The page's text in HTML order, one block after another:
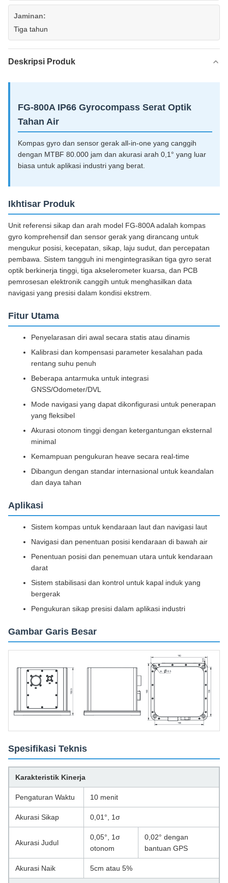
Jaminan:
Tiga tahun
Deskripsi Produk
FG-800A IP66 Gyrocompass Serat Optik
Tahan Air
Kompas gyro dan sensor gerak all-in-one yang canggih
dengan MTBF 80.000 jam dan akurasi arah 0,1° yang luar
biasa untuk aplikasi industri yang berat.
Ikhtisar Produk
Unit referensi sikap dan arah model FG-800A adalah kompas
gyro komprehensif dan sensor gerak yang dirancang untuk
mengukur posisi, kecepatan, sikap, laju sudut, dan percepatan
pembawa. Sistem tangguh ini mengintegrasikan tiga gyro serat
optik berkinerja tinggi, tiga akselerometer kuarsa, dan PCB
pemrosesan elektronik canggih untuk menghasilkan data
navigasi yang presisi dalam kondisi ekstrem.
Fitur Utama
Penyelarasan diri awal secara statis atau dinamis
Kalibrasi dan kompensasi parameter kesalahan pada
rentang suhu penuh
Beberapa antarmuka untuk integrasi
GNSS/Odometer/DVL
Mode navigasi yang dapat dikonfigurasi untuk penerapan
yang fleksibel
Akurasi otonom tinggi dengan ketergantungan eksternal
minimal
Kemampuan pengukuran heave secara real-time
Dibangun dengan standar internasional untuk keandalan
dan daya tahan
Aplikasi
Sistem kompas untuk kendaraan laut dan navigasi laut
Navigasi dan penentuan posisi kendaraan di bawah air
Penentuan posisi dan penemuan utara untuk kendaraan
darat
Sistem stabilisasi dan kontrol untuk kapal induk yang
bergerak
Pengukuran sikap presisi dalam aplikasi industri
Gambar Garis Besar
Spesifikasi Teknis
Karakteristik Kinerja
Pengaturan Waktu 10 menit
Akurasi Sikap 0,01°, 1σ
Akurasi Judul
0,05°, 1σ
otonom
0,02° dengan
bantuan GPS
Akurasi Naik 5cm atau 5%